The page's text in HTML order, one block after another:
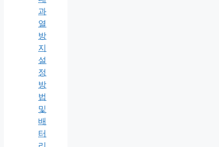
과
열
방
지
설
정
방
법
및
배
터